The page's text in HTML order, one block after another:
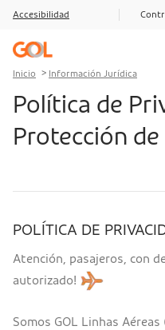
Ir al menu
Ir al contenido
Ir al pie de página
Accesibilidad
Inicio Información Jurídica
Política de
Protección
POLÍTICA DE
Atención, pasajeros, con
autorizado!
Somos GOL Linhas